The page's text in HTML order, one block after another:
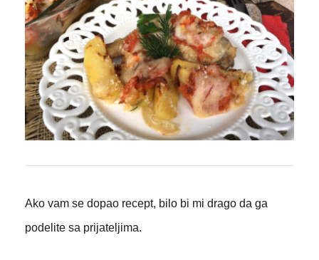
Ako vam se dopao recept, bilo bi mi drago da ga
podelite sa prijateljima.